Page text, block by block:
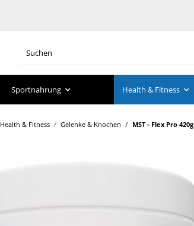
Sportnahrung Health & Fitness
Health & Fitness Gelenke & Knochen MST - Flex Pro 420g